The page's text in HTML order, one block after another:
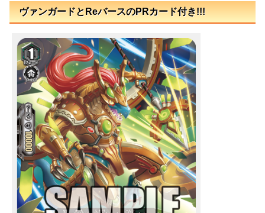
ヴァンガードとReバースのPRカード付き!!!